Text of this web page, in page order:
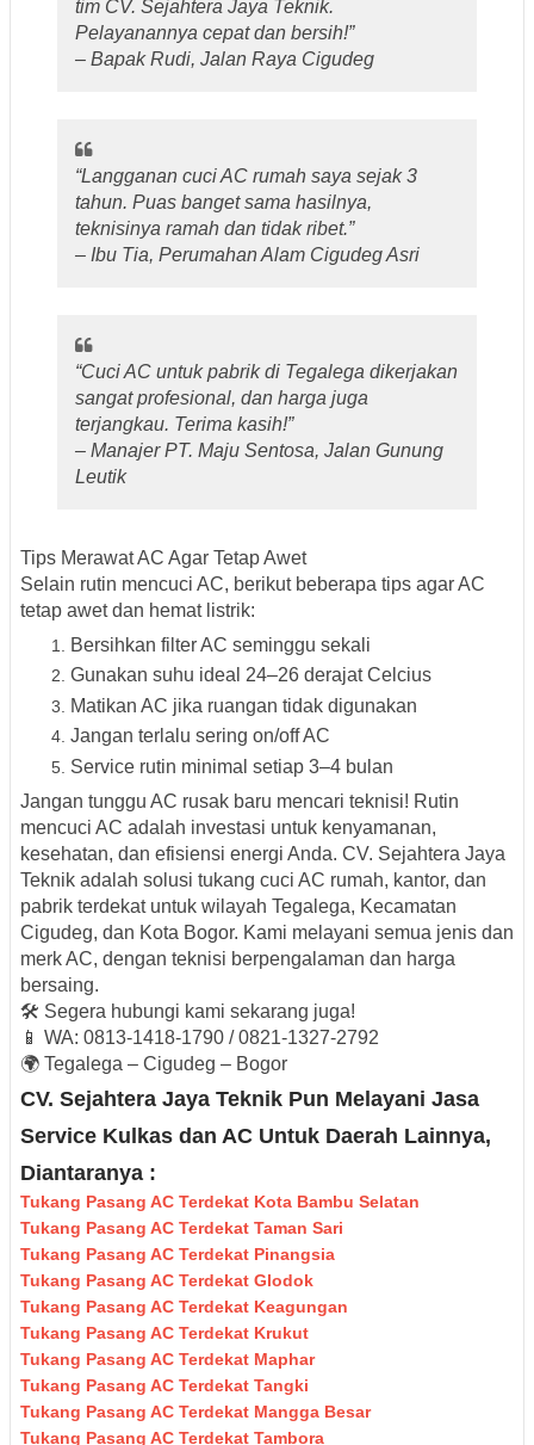
tim CV. Sejahtera Jaya Teknik.
Pelayanannya cepat dan bersih!”
– Bapak Rudi, Jalan Raya Cigudeg
“Langganan cuci AC rumah saya sejak 3
tahun. Puas banget sama hasilnya,
teknisinya ramah dan tidak ribet.”
– Ibu Tia, Perumahan Alam Cigudeg Asri
“Cuci AC untuk pabrik di Tegalega dikerjakan
sangat profesional, dan harga juga
terjangkau. Terima kasih!”
– Manajer PT. Maju Sentosa, Jalan Gunung
Leutik
Tips Merawat AC Agar Tetap Awet
Selain rutin mencuci AC, berikut beberapa tips agar AC
tetap awet dan hemat listrik:
Bersihkan filter AC seminggu sekali
Gunakan suhu ideal 24–26 derajat Celcius
Matikan AC jika ruangan tidak digunakan
Jangan terlalu sering on/off AC
Service rutin minimal setiap 3–4 bulan
Jangan tunggu AC rusak baru mencari teknisi! Rutin
mencuci AC adalah investasi untuk kenyamanan,
kesehatan, dan efisiensi energi Anda. CV. Sejahtera Jaya
Teknik adalah solusi tukang cuci AC rumah, kantor, dan
pabrik terdekat untuk wilayah Tegalega, Kecamatan
Cigudeg, dan Kota Bogor. Kami melayani semua jenis dan
merk AC, dengan teknisi berpengalaman dan harga
bersaing.
🛠️ Segera hubungi kami sekarang juga!
📱 WA: 0813-1418-1790 / 0821-1327-2792
🌍 Tegalega – Cigudeg – Bogor
CV. Sejahtera Jaya Teknik Pun Melayani Jasa
Service Kulkas dan AC Untuk Daerah Lainnya,
Diantaranya :
Tukang Pasang AC Terdekat Kota Bambu Selatan
Tukang Pasang AC Terdekat Taman Sari
Tukang Pasang AC Terdekat Pinangsia
Tukang Pasang AC Terdekat Glodok
Tukang Pasang AC Terdekat Keagungan
Tukang Pasang AC Terdekat Krukut
Tukang Pasang AC Terdekat Maphar
Tukang Pasang AC Terdekat Tangki
Tukang Pasang AC Terdekat Mangga Besar
Tukang Pasang AC Terdekat Tambora